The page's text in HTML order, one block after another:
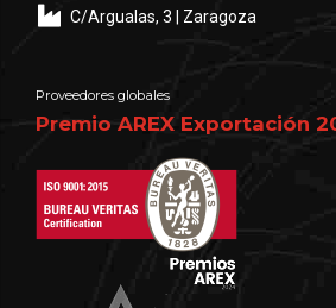
C/Argualas, 3 | Zaragoza
Proveedores globales
Premio AREX Exportación